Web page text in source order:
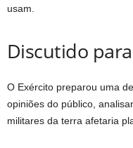
usam.
Discutido
O Exército preparou uma
opiniões do público,
militares da terra afetaria